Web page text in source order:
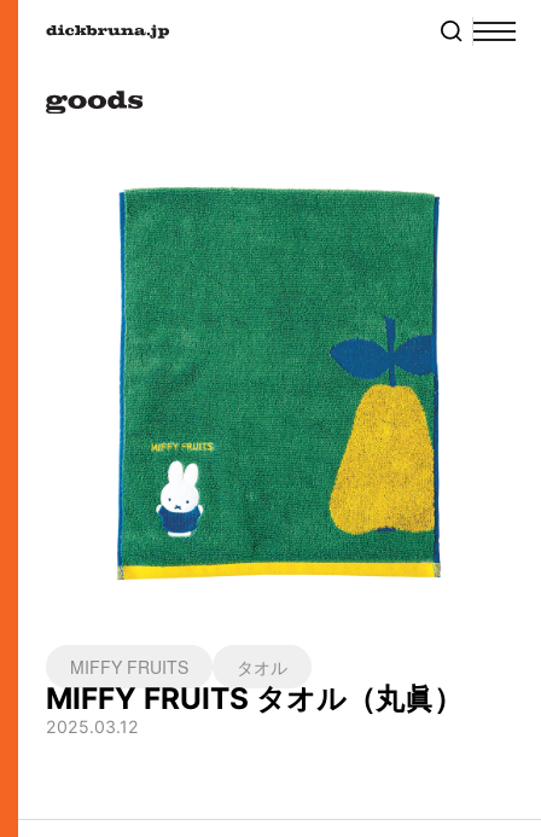
MIFFY FRUITS タオル
MIFFY FRUITS タオル（丸眞）
2025.03.12